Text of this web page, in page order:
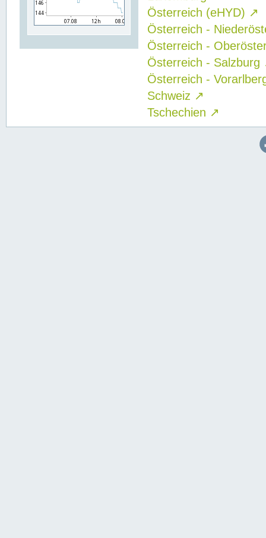
Österreich (eHYD) ↗
Österreich -
Österreich -
Österreich - Salzburg
Österreich -
Schweiz ↗
Tschechien ↗